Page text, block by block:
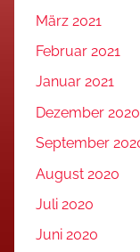
März 2021
Februar 2021
Januar 2021
Dezember 2020
September
August 2020
Juli 2020
Juni 2020